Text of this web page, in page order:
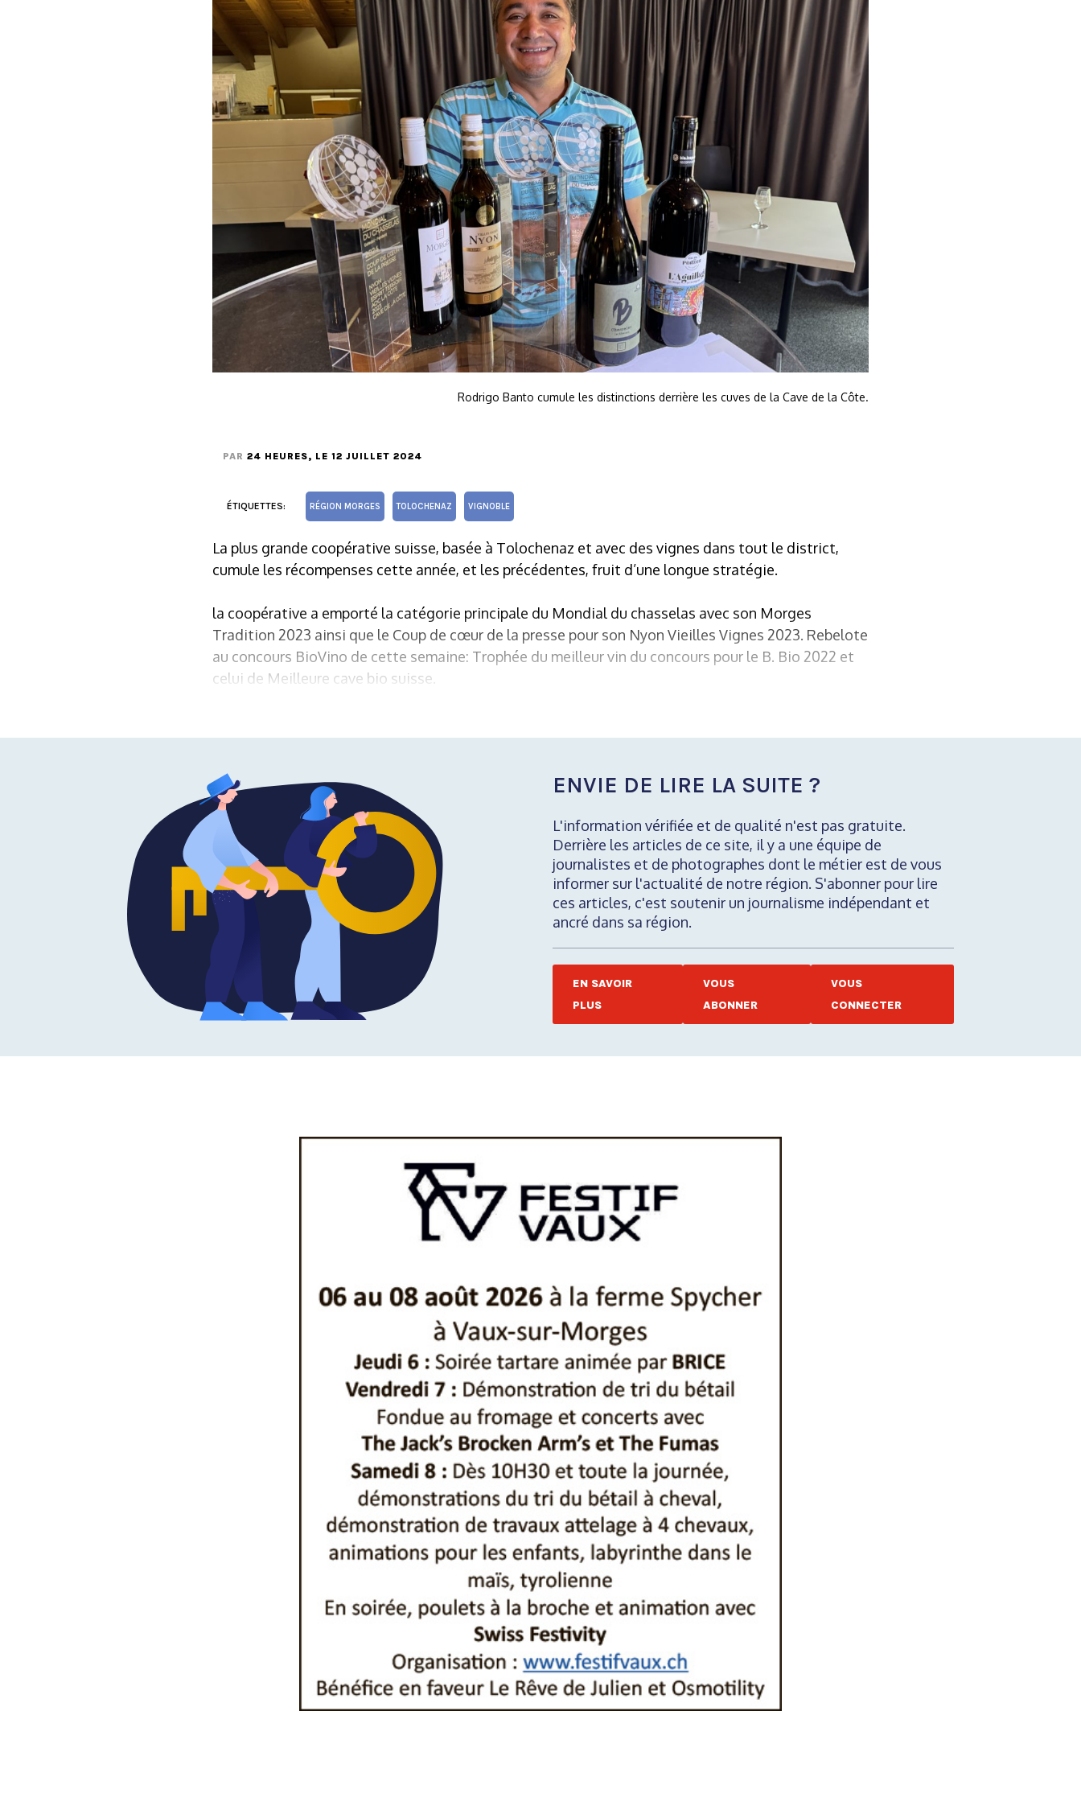
Rodrigo Banto cumule les distinctions derrière les cuves de la Cave de la Côte.
PAR 24 HEURES, LE 12 JUILLET 2024
ÉTIQUETTES: RÉGION MORGES TOLOCHENAZ VIGNOBLE
La plus grande coopérative suisse, basée à Tolochenaz et avec des vignes dans tout le district,
cumule les récompenses cette année, et les précédentes, fruit d’une longue stratégie.
la coopérative a emporté la catégorie principale du Mondial du chasselas avec son Morges
Tradition 2023 ainsi que le Coup de cœur de la presse pour son Nyon Vieilles Vignes 2023. Rebelote
au concours BioVino de cette semaine: Trophée du meilleur vin du concours pour le B. Bio 2022 et
celui de Meilleure cave bio suisse.
ENVIE DE LIRE LA SUITE ?
L'information vérifiée et de qualité n'est pas gratuite.
Derrière les articles de ce site, il y a une équipe de
journalistes et de photographes dont le métier est de vous
informer sur l'actualité de notre région. S'abonner pour lire
ces articles, c'est soutenir un journalisme indépendant et
ancré dans sa région.
EN SAVOIR
PLUS
VOUS
ABONNER
VOUS
CONNECTER